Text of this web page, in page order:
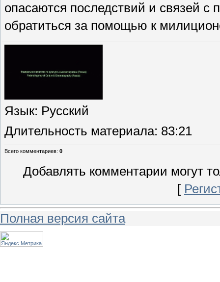
опасаются последствий и связей
обратиться за помощью к
Язык: Русский
Длительность материала: 83:21
Всего комментариев: 0
Добавлять комментарии могут
[
Полная версия сайта